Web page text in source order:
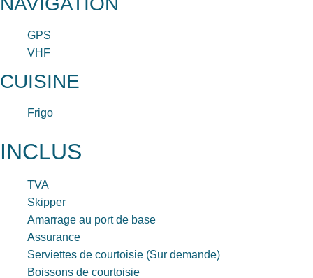
GPS
VHF
CUISINE
Frigo
INCLUS
TVA
Skipper
Amarrage au port de base
Assurance
Serviettes de courtoisie (Sur demande)
Boissons de courtoisie